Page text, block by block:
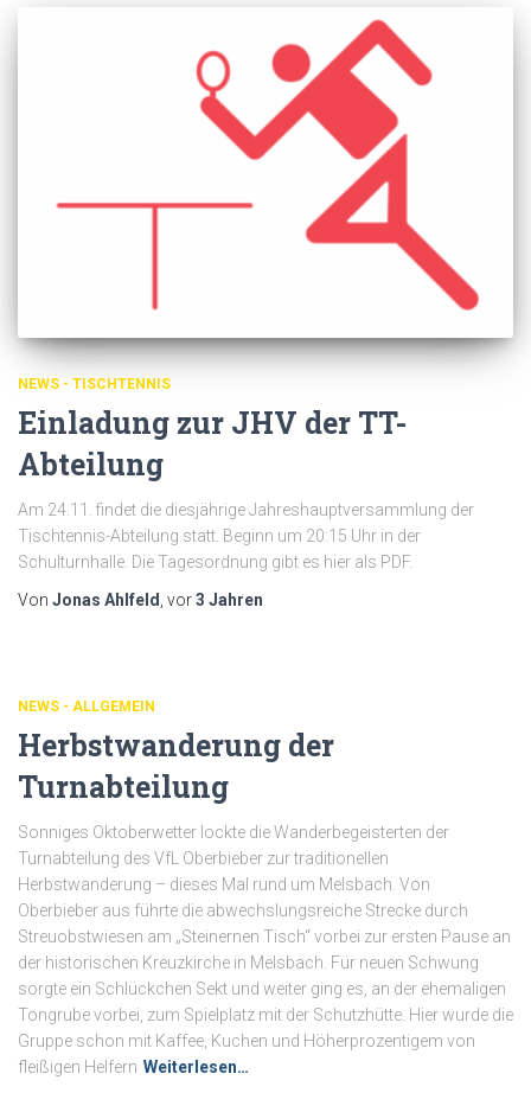
NEWS - TISCHTENNIS
Einladung zur JHV der TT-
Abteilung
Am 24.11. findet die diesjährige Jahreshauptversammlung der
Tischtennis-Abteilung statt. Beginn um 20:15 Uhr in der
Schulturnhalle. Die Tagesordnung gibt es hier als PDF.
Von Jonas Ahlfeld , vor3 Jahren
NEWS - ALLGEMEIN
Herbstwanderung der
Turnabteilung
Sonniges Oktoberwetter lockte die Wanderbegeisterten der
Turnabteilung des VfL Oberbieber zur traditionellen
Herbstwanderung – dieses Mal rund um Melsbach. Von
Oberbieber aus führte die abwechslungsreiche Strecke durch
Streuobstwiesen am „Steinernen Tisch“ vorbei zur ersten Pause an
der historischen Kreuzkirche in Melsbach. Für neuen Schwung
sorgte ein Schlückchen Sekt und weiter ging es, an der ehemaligen
Tongrube vorbei, zum Spielplatz mit der Schutzhütte. Hier wurde die
Gruppe schon mit Kaffee, Kuchen und Höherprozentigem von
fleißigen Helfern Weiterlesen…